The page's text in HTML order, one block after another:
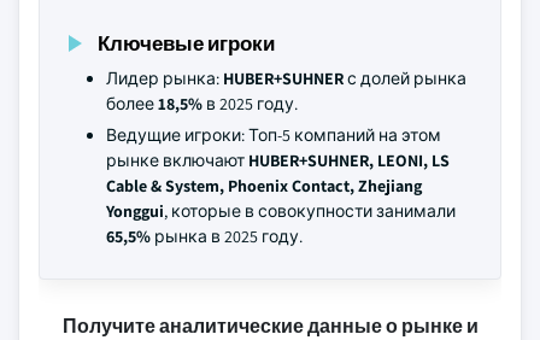
Ключевые игроки
Лидер рынка: HUBER+SUHNERс долей рынка
более18,5% в 2025 году.
Ведущие игроки: Топ-5 компаний на этом
рынке включают HUBER+SUHNER, LEONI, LS
Cable & System, Phoenix Contact, Zhejiang
Yonggui, которые в совокупности занимали
65,5% рынка в 2025 году.
Получите аналитические данные о рынке и